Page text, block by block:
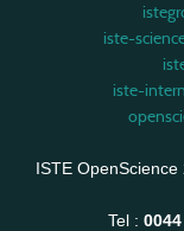
iste-
iste-
ISTE
Tel :